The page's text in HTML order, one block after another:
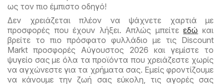
ως τον πιο έμπιστο οδηγό!
Δεν χρειάζεται πλέον να ψάχνετε χαρτιά με
προσφορές που έχουν λήξει. Απλώς μπείτεεδώ και
βρείτε το πιο πρόσφατο φυλλάδιο με τις Discount
Markt προσφορές Αύγουστος 2026 και γεμίστε το
ψυγείο σας με όλα τα προϊόντα που χρειάζεστε χωρίς
να αγχώνεστε για τα χρήματα σας. Εμείς φροντίζουμε
να κάνουμε την ζωή σας εύκολη, τις αγορές σας